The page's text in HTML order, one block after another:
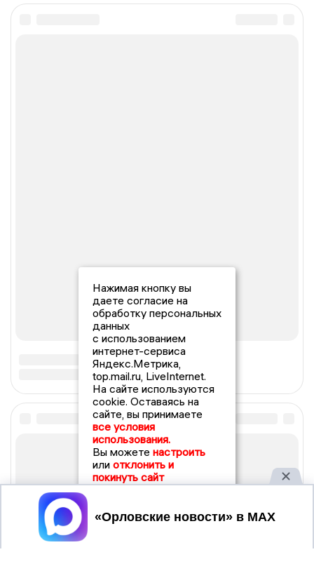
Нажимая кнопку вы
даете согласие на
обработку персональных
данных
с использованием
интернет-сервиса
Яндекс.Метрика,
top.mail.ru, LiveInternet.
На сайте используются
cookie. Оставаясь на
сайте, вы принимаете
все условия
использования.
Вы можете настроить
или отклонить и
покинуть сайт
Принять